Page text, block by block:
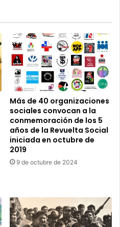
Más de 40 organizaciones
sociales convocan a la
conmemoración de los 5
años de la Revuelta Social
iniciada en octubre de
2019
9 de octubre de 2024